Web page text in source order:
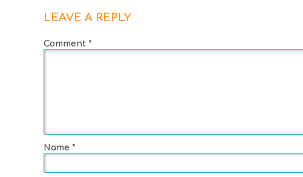
LEAVE A REPLY
Comment *
Name *